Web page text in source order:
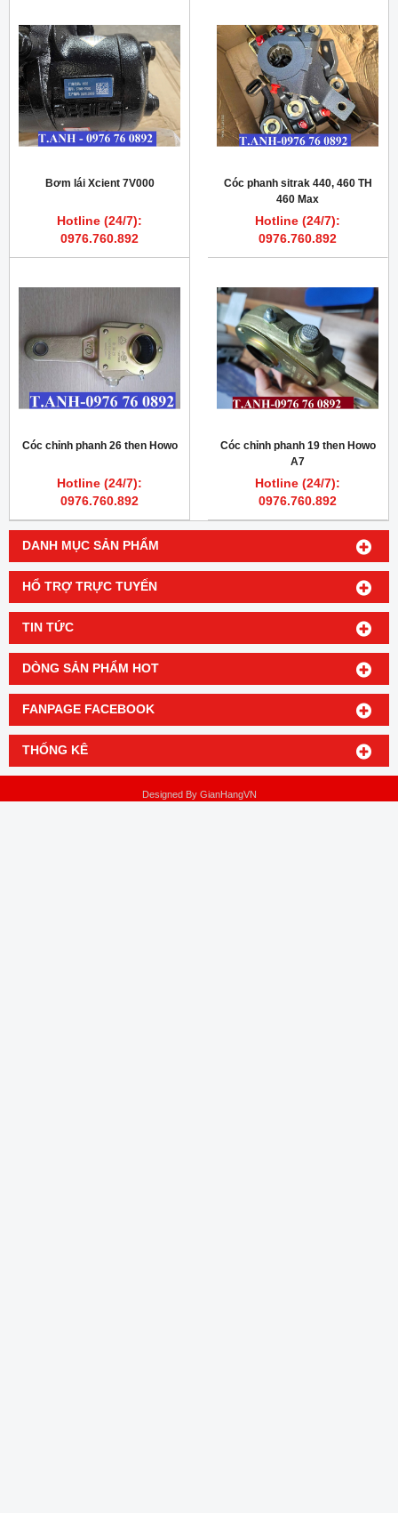
DANH MỤC SẢN PHẨM
HỔ TRỢ TRỰC TUYẾN
TIN TỨC
DÒNG SẢN PHẨM HOT
FANPAGE FACEBOOK
THỐNG KÊ
Bơm lái Xcient 7V000
Hotline (24/7):
0976.760.892
Cóc phanh sitrak 440, 460 TH
460 Max
Hotline (24/7):
0976.760.892
Cóc chỉnh phanh 26 then Howo
Hotline (24/7):
0976.760.892
Cóc chỉnh phanh 19 then Howo
A7
Hotline (24/7):
0976.760.892
Designed By GianHangVN